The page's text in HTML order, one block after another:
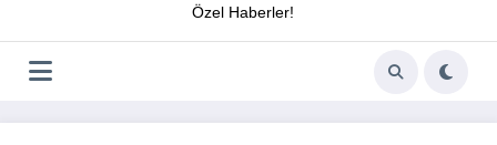
Özel Haberler!